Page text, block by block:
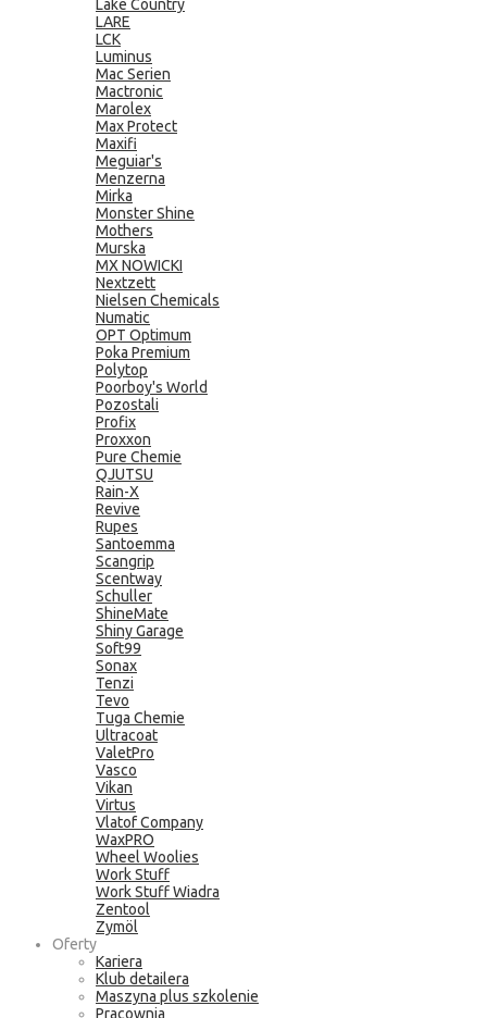
Lake Country
LARE
LCK
Luminus
Mac Serien
Mactronic
Marolex
Max Protect
Maxifi
Meguiar's
Menzerna
Mirka
Monster Shine
Mothers
Murska
MX NOWICKI
Nextzett
Nielsen Chemicals
Numatic
OPT Optimum
Poka Premium
Polytop
Poorboy's World
Pozostali
Profix
Proxxon
Pure Chemie
QJUTSU
Rain-X
Revive
Rupes
Santoemma
Scangrip
Scentway
Schuller
ShineMate
Shiny Garage
Soft99
Sonax
Tenzi
Tevo
Tuga Chemie
Ultracoat
ValetPro
Vasco
Vikan
Virtus
Vlatof Company
WaxPRO
Wheel Woolies
Work Stuff
Work Stuff Wiadra
Zentool
Zymöl
Oferty
Kariera
Klub detailera
Maszyna plus szkolenie
Pracownia